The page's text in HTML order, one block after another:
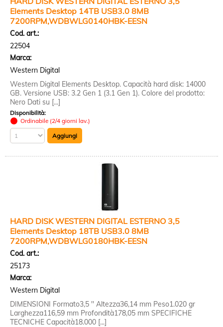
Elements Desktop 14TB USB3.0 8MB
7200RPM,WDBWLG0140HBK-EESN
Cod. art.:
22504
Marca:
Western Digital
Western Digital Elements Desktop. Capacità hard disk: 14000
GB. Versione USB: 3.2 Gen 1 (3.1 Gen 1). Colore del prodotto:
Nero Dati su [...]
Disponibilità:
Ordinabile (2/4 giorni lav.)
HARD DISK WESTERN DIGITAL ESTERNO 3,5
Elements Desktop 18TB USB3.0 8MB
7200RPM,WDBWLG0180HBK-EESN
Cod. art.:
25173
Marca:
Western Digital
DIMENSIONI Formato3,5 '' Altezza36,14 mm Peso1.020 gr
Larghezza116,59 mm Profondità178,05 mm SPECIFICHE
TECNICHE Capacità18.000 [...]